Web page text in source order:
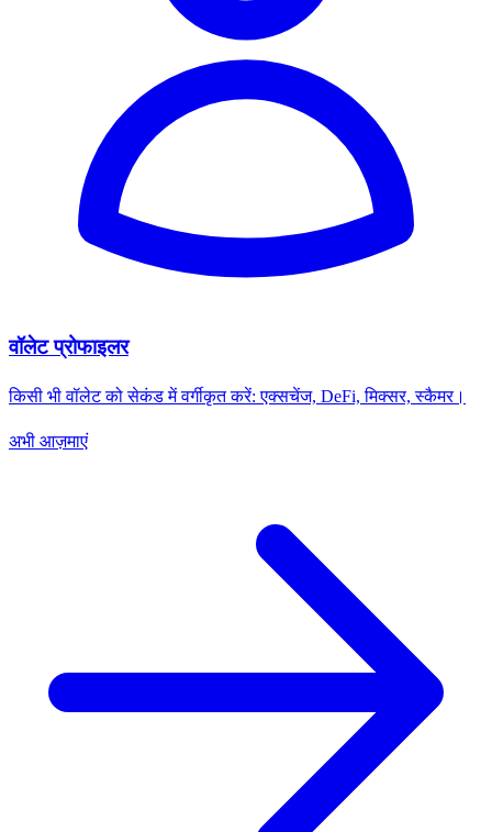
वॉलेट प्रोफाइलर
किसी भी वॉलेट को सेकंड में वर्गीकृत करें: एक्सचेंज, DeFi, मिक्सर, स्कैमर।
अभी आज़माएं